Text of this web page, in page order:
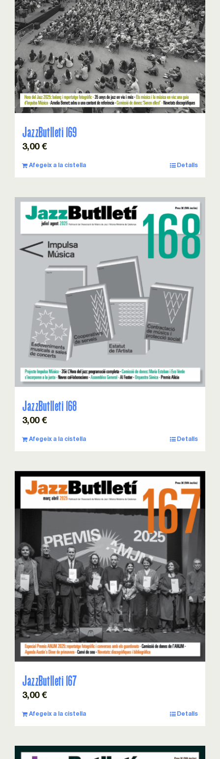
JazzButlleti 169
3,00 €
Afegeix a la cistella Detalls
JazzButlleti 168
3,00 €
Afegeix a la cistella Detalls
JazzButlleti 167
3,00 €
Afegeix a la cistella Detalls